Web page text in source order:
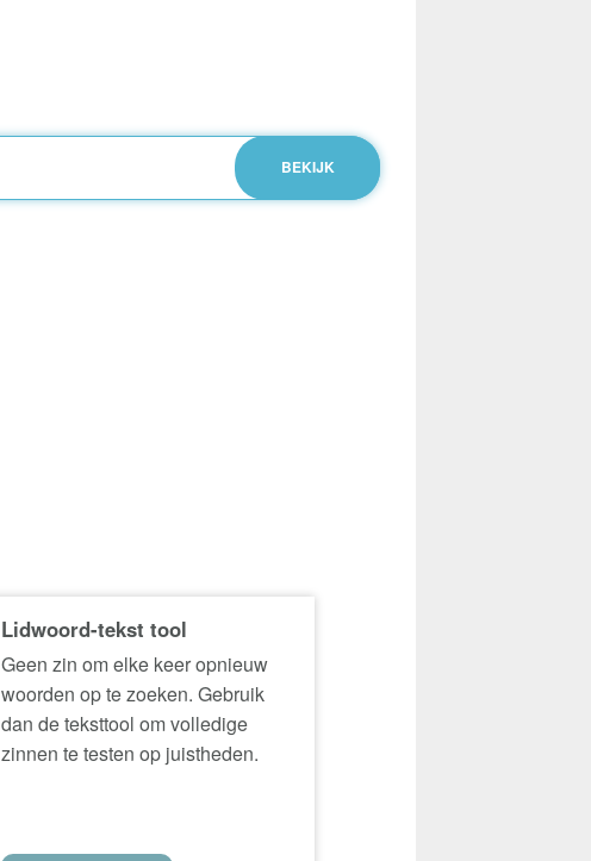
Lidwoord-tekst tool
Geen zin om elke keer opnieuw
woorden op te zoeken. Gebruik
dan de teksttool om volledige
zinnen te testen op juistheden.